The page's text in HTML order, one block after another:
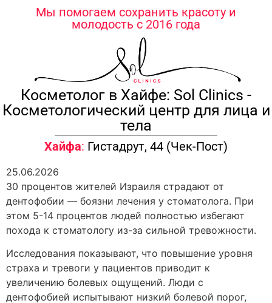
содержимомуМы помогаем сохранить красоту и
молодость с 2016 года
Косметолог в Хайфе: Sol Clinics -
Косметологический центр для лица и
тела
Хайфа: Гистадрут, 44 (Чек-Пост)
25.06.2026
30 процентов жителей Израиля страдают от
дентофобии — боязни лечения у стоматолога. При
этом 5-14 процентов людей полностью избегают
похода к стоматологу из-за сильной тревожности.
Исследования показывают, что повышение уровня
страха и тревоги у пациентов приводит к
увеличению болевых ощущений. Люди с
дентофобией испытывают низкий болевой порог,